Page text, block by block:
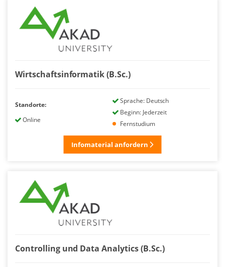
Wirtschafts­informatik (B.Sc.)
Standorte:
Online
Sprache: Deutsch
Beginn: Jederzeit
Fernstudium
Infomaterial anfordern
Controlling und Data Analytics (B.Sc.)